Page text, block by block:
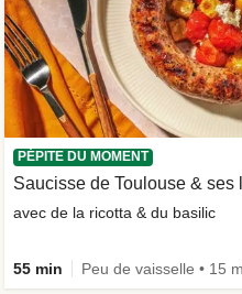
PÉPITE DU MOMENT
Saucisse de Toulouse & ses
avec de la ricotta & du basilic
55 min